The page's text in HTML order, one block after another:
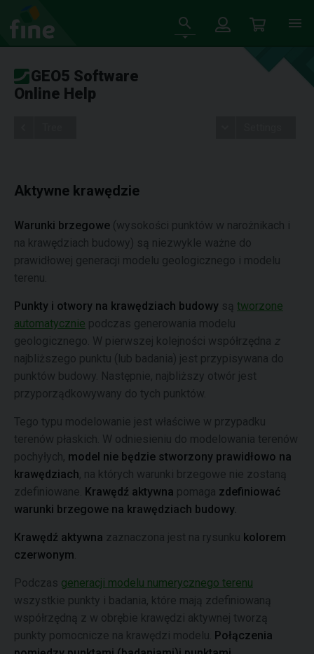
GEO5 Software
Online Help
Aktywne krawędzie
Warunki brzegowe (wysokości punktów w narożnikach i
na krawędziach budowy) są niezwykle ważne do
prawidłowej generacji modelu geologicznego i modelu
terenu.
Punkty i otwory na krawędziach budowy są tworzone
automatycznie podczas generowania modelu
geologicznego. W pierwszej kolejności współrzędna z
najbliższego punktu (lub badania) jest przypisywana do
punktów budowy. Następnie, najbliższy otwór jest
przyporządkowywany do tych punktów.
Tego typu modelowanie jest właściwe w przypadku
terenów płaskich. W odniesieniu do modelowania terenów
pochyłych, model nie będzie stworzony prawidłowo na
krawędziach, na których warunki brzegowe nie zostaną
zdefiniowane. Krawędź aktywna pomaga zdefiniować
warunki brzegowe na krawędziach budowy.
Krawędź aktywna zaznaczona jest na rysunku kolorem
czerwonym
Podczas generacji modelu numerycznego terenu
wszystkie punkty i badania, które mają zdefiniowaną
współrzędną z w obrębie krawędzi aktywnej tworzą
punkty pomocnicze na krawędzi modelu. Połączenia